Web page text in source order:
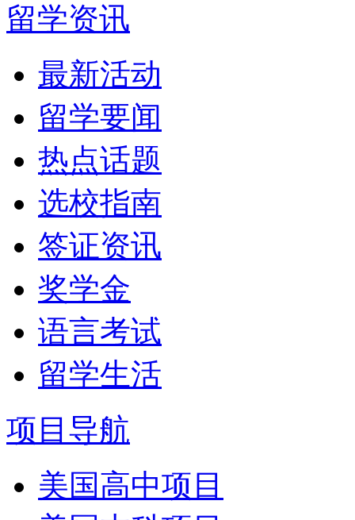
留学资讯
最新活动
留学要闻
热点话题
选校指南
签证资讯
奖学金
语言考试
留学生活
项目导航
美国高中项目